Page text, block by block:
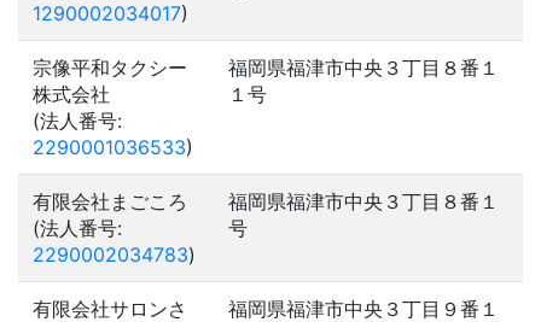
1290002034017)
宗像平和タクシー
株式会社
(法人番号:
2290001036533)
福岡県福津市中央３丁目８番１
１号
有限会社まごころ
(法人番号:
2290002034783)
福岡県福津市中央３丁目８番１
号
有限会社サロンさ
福岡県福津市中央３丁目９番１